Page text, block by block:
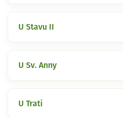
U Stavu II
U Sv. Anny
U Trati